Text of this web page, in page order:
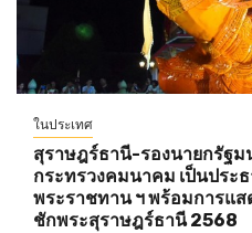
ในประเทศ
สุราษฎร์ธานี-รองนายกรัฐ
กระทรวงคมนาคม เป็นประ
พระราชทาน ฯ พร้อมการแส
ชักพระสุราษฎร์ธานี 2568